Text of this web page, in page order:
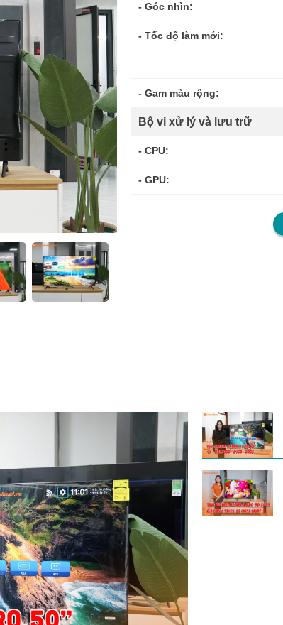
- Góc nhìn:
- Tốc độ làm mới:
- Gam màu rộng:
Bộ vi xử lý và lưu trữ
- CPU:
- GPU:
Giao diện và số lượng
- HDMI:
- Ethernet:
- S / PDIF:
Âm thanh và video
- Trình phát tích hợp: